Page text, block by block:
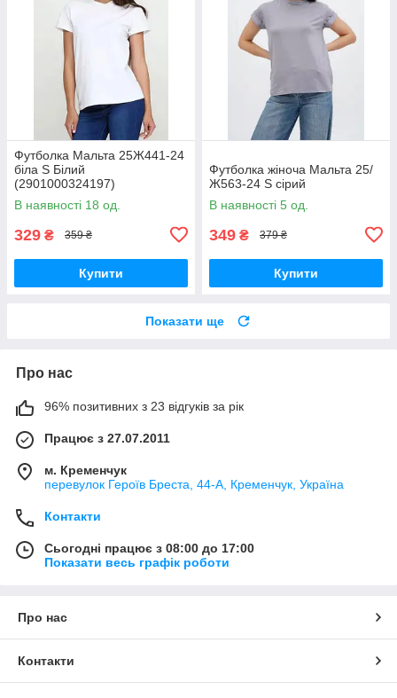
Футболка Мальта 25Ж441-24
біла S Білий
(2901000324197)
В наявності 18 од.
329 ₴ 359 ₴
Купити
Футболка жіноча Мальта 25/
Ж563-24 S сірий
В наявності 5 од.
349 ₴ 379 ₴
Купити
Показати ще
Про нас
96% позитивних з 23 відгуків за рік
Працює з 27.07.2011
м. Кременчук
перевулок Героїв Бреста, 44-А, Кременчук, Україна
Контакти
Сьогодні працює з 08:00 до 17:00
Показати весь графік роботи
Про нас
Контакти